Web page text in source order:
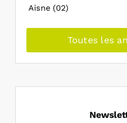
Aisne (02)
Toutes les